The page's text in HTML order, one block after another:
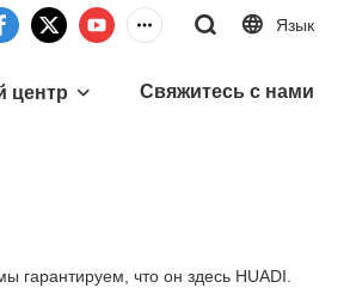
Язык
центр Свяжитесь с нами
гарантируем, что он здесь HUADI.